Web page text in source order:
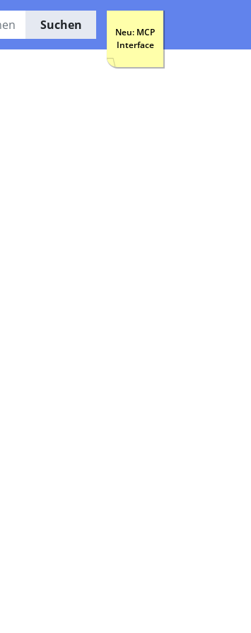
Suchen
Neu: MCP
Interface